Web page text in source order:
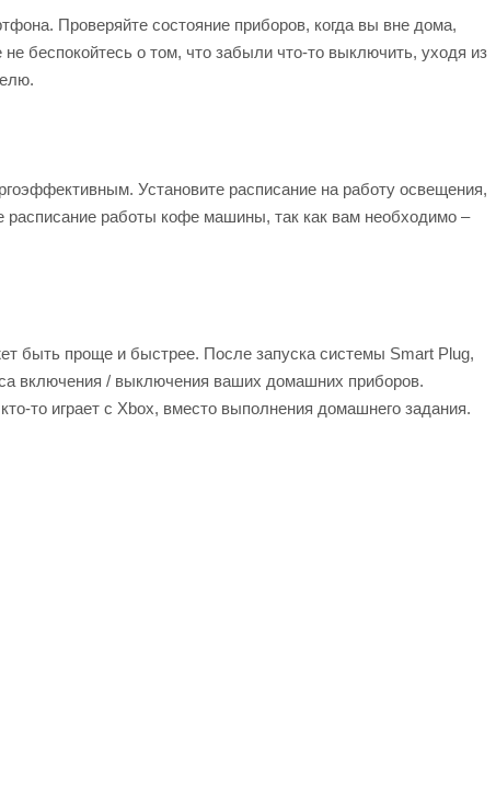
Проверяйте состояние приборов, когда вы вне дома,
беспокойтесь о том, что забыли что-то выключить, уходя из
Установите расписание на работу освещения,
расписание работы кофе машины, так как вам необходимо –
быть проще и быстрее. После запуска системы Smart Plug,
включения / выключения ваших домашних приборов.
то играет с Xbox, вместо выполнения домашнего задания.